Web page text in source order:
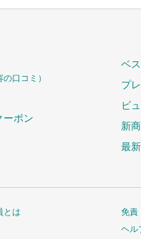
の口コミ）
ーポン
ベ
プ
ビ
新
最
とは
免責
ヘル